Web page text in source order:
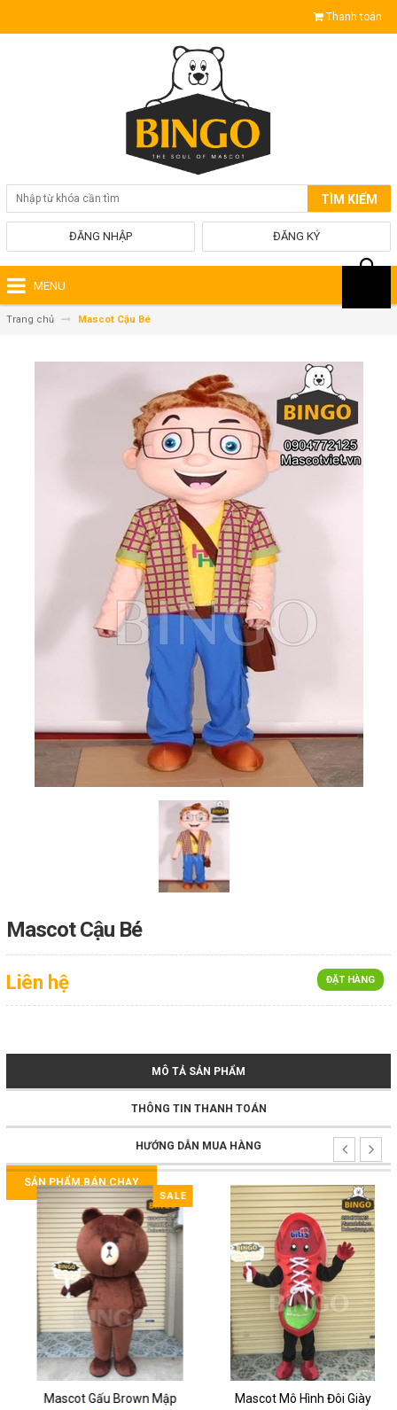
Thanh toán
TÌM KIẾM
ĐĂNG KÝ
ĐĂNG NHẬP
MENU
Trang chủ Mascot Cậu Bé
Mascot Cậu Bé
ĐẶT HÀNG
Liên hệ
MÔ TẢ SẢN PHẨM
THÔNG TIN THANH TOÁN
HƯỚNG DẪN MUA HÀNG
SẢN PHẨM BÁN CHẠY
SALE
Mascot Gấu Brown Mập
Mascot Mô Hình Đôi Giày